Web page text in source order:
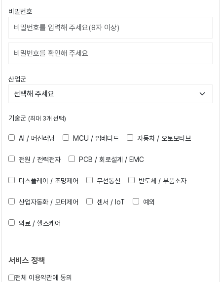
비밀번호
비밀번호확인
산업군
기술군 (최대 3개 선택)
AI / 머신러닝 MCU / 임베디드 자동차 / 오토모티브
전원 / 전력전자 PCB / 회로설계 / EMC
디스플레이 / 조명제어 무선통신 반도체 / 부품소자
산업자동화 / 모터제어 센서 / IoT 예외
의료 / 헬스케어
서비스 정책
전체 이용약관에 동의